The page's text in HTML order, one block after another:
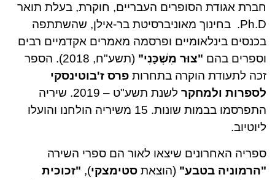
חברת אגודת הסופרים העבריים, חוקרת, בעלת תואר
Ph.D. בחינוך מאוניברסיטת בר-אילן, שהשתתפה
בכנסים בינלאומיים ופרסמה מאמרים אקדמיים רבים
וספרים בהם "צוּר מִשְׁכָּנִי"
(תשע"ח, 2018). הספר
זכה לתעודת הוקרה בתחרות פרס ז'בוטינסקי
לספרות ולמחקר
לשנת תשע"ט – 2019. שיריה
התפרסמו בבמות שונות. 15 משיריה הולחנו והועלו
ליוטיוב.
ספריה האחרונים שיצאו לאור הם ספרי השירה
"הרמוניה בטבע" (הוצאת סטימצקי), "זכוכית